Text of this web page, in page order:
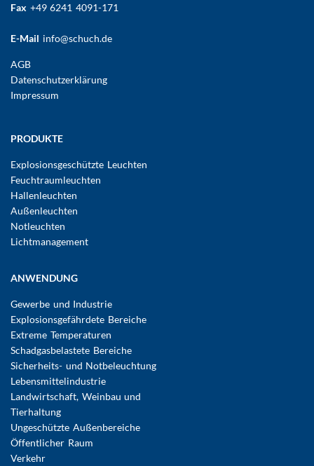
Fax +49 6241 4091-171
E-Mail info@schuch.de
FUSSBEREICHSMENÜ
AGB
Datenschutzerklärung
Impressum
Hauptnavigation
PRODUKTE
Explosionsgeschützte Leuchten
Feuchtraumleuchten
Hallenleuchten
Außenleuchten
Notleuchten
Lichtmanagement
ANWENDUNG
Gewerbe und Industrie
Explosionsgefährdete Bereiche
Extreme Temperaturen
Schadgasbelastete Bereiche
Sicherheits- und Notbeleuchtung
Lebensmittelindustrie
Landwirtschaft, Weinbau und
Tierhaltung
Ungeschützte Außenbereiche
Öffentlicher Raum
Verkehr